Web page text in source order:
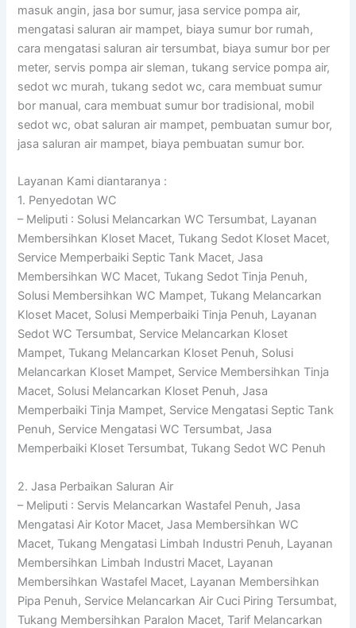
masuk angin, jasa bor sumur, jasa service pompa air,
mengatasi saluran air mampet, biaya sumur bor rumah,
cara mengatasi saluran air tersumbat, biaya sumur bor per
meter, servis pompa air sleman, tukang service pompa air,
sedot wc murah, tukang sedot wc, cara membuat sumur
bor manual, cara membuat sumur bor tradisional, mobil
sedot wc, obat saluran air mampet, pembuatan sumur bor,
jasa saluran air mampet, biaya pembuatan sumur bor.
Layanan Kami diantaranya :
1. Penyedotan WC
– Meliputi : Solusi Melancarkan WC Tersumbat, Layanan
Membersihkan Kloset Macet, Tukang Sedot Kloset Macet,
Service Memperbaiki Septic Tank Macet, Jasa
Membersihkan WC Macet, Tukang Sedot Tinja Penuh,
Solusi Membersihkan WC Mampet, Tukang Melancarkan
Kloset Macet, Solusi Memperbaiki Tinja Penuh, Layanan
Sedot WC Tersumbat, Service Melancarkan Kloset
Mampet, Tukang Melancarkan Kloset Penuh, Solusi
Melancarkan Kloset Mampet, Service Membersihkan Tinja
Macet, Solusi Melancarkan Kloset Penuh, Jasa
Memperbaiki Tinja Mampet, Service Mengatasi Septic Tank
Penuh, Service Mengatasi WC Tersumbat, Jasa
Memperbaiki Kloset Tersumbat, Tukang Sedot WC Penuh
2. Jasa Perbaikan Saluran Air
– Meliputi : Servis Melancarkan Wastafel Penuh, Jasa
Mengatasi Air Kotor Macet, Jasa Membersihkan WC
Macet, Tukang Mengatasi Limbah Industri Penuh, Layanan
Membersihkan Limbah Industri Macet, Layanan
Membersihkan Wastafel Macet, Layanan Membersihkan
Pipa Penuh, Service Melancarkan Air Cuci Piring Tersumbat,
Tukang Membersihkan Paralon Macet, Tarif Melancarkan